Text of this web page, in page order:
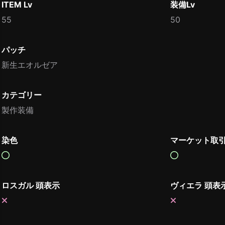
ITEM Lv
55
装備Lv
50
パッチ
新生エオルゼア
カテゴリー
製作装備
染色 マーケット取
ロスガル 頭表示 ヴィエラ 頭表